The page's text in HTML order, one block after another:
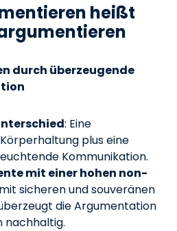
heißt
durch überzeugende
: Eine
plus eine
Kommunikation.
mit einer hohen non-
sicheren und souveränen
die Argumentation
nachhaltig.